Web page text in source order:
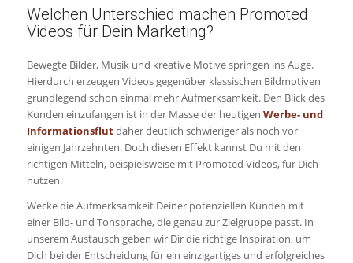
Welchen Unterschied machen Promoted
Videos für Dein Marketing?
Bewegte Bilder, Musik und kreative Motive springen ins Auge.
Hierdurch erzeugen Videos gegenüber klassischen Bildmotiven
grundlegend schon einmal mehr Aufmerksamkeit. Den Blick des
Kunden einzufangen ist in der Masse der heutigen Werbe- und
Informationsflutdaher deutlich schwieriger als noch vor
einigen Jahrzehnten. Doch diesen Effekt kannst Du mit den
richtigen Mitteln, beispielsweise mit Promoted Videos, für Dich
nutzen.
Wecke die Aufmerksamkeit Deiner potenziellen Kunden mit
einer Bild- und Tonsprache, die genau zur Zielgruppe passt. In
unserem Austausch geben wir Dir die richtige Inspiration, um
Dich bei der Entscheidung für ein einzigartiges und erfolgreiches